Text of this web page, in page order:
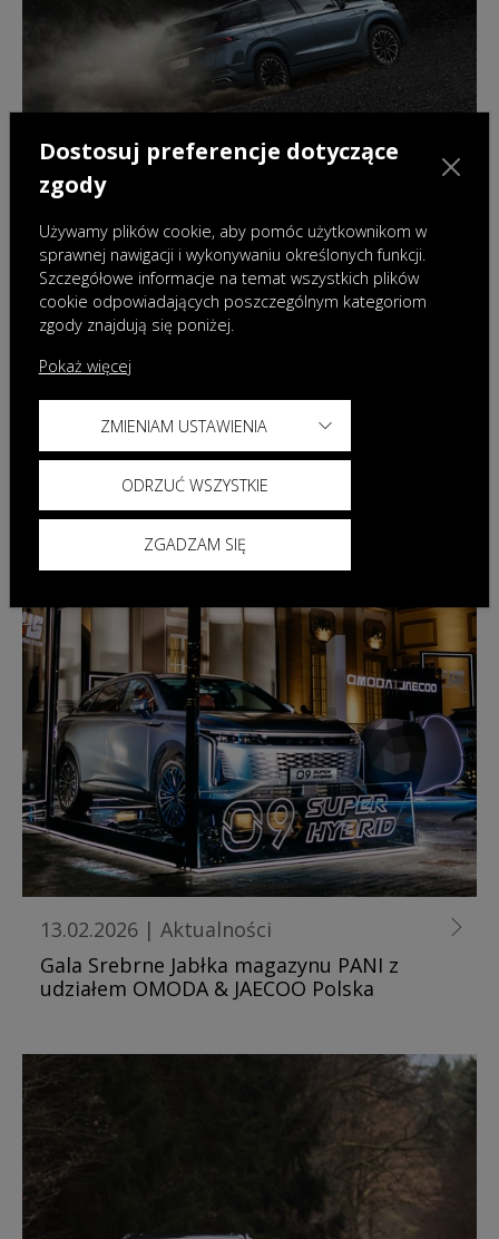
18.02.2026|Aktualności
OMODA & JAECOO Polska kontynuuje
Szczęsnym realizując nową kampanię
13.02.2026 | Aktualności
Gala Srebrne Jabłka magazynu PANI z
udziałem OMODA & JAECOO Polska
Dostosuj preferencje dotyczące
zgody
Używamy plików cookie, aby pomóc użytkownikom w
sprawnej nawigacji i wykonywaniu określonych funkcji.
Szczegółowe informacje na temat wszystkich plików
cookie odpowiadających poszczególnym kategoriom
zgody znajdują się poniżej.
Pokaż więcej
ZMIENIAM USTAWIENIA
ODRZUĆ WSZYSTKIE
ZGADZAM SIĘ